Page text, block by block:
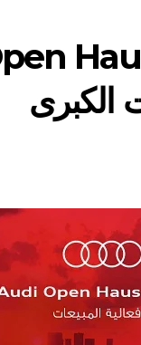
الكبرى